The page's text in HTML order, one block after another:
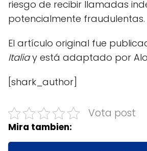
riesgo de recibir llamadas
potencialmente fraudulentas.
El artículo original fue
Italiay está adaptado por
[shark_author]
Vota post
Mira tambien: